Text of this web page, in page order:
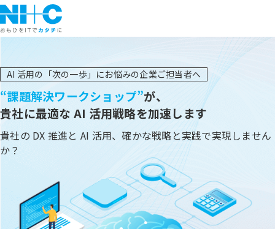
AI 活用の「次の一歩」にお悩みの企業ご担当者へ
“課題解決ワークショップ”が、
貴社に最適な AI 活用戦略を加速します
貴社の DX 推進と AI 活用、確かな戦略と実践で実現しません
か？